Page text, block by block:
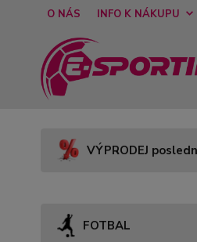
O NÁS INFO K NÁKUPU
VÝPRODEJ
FOTBAL